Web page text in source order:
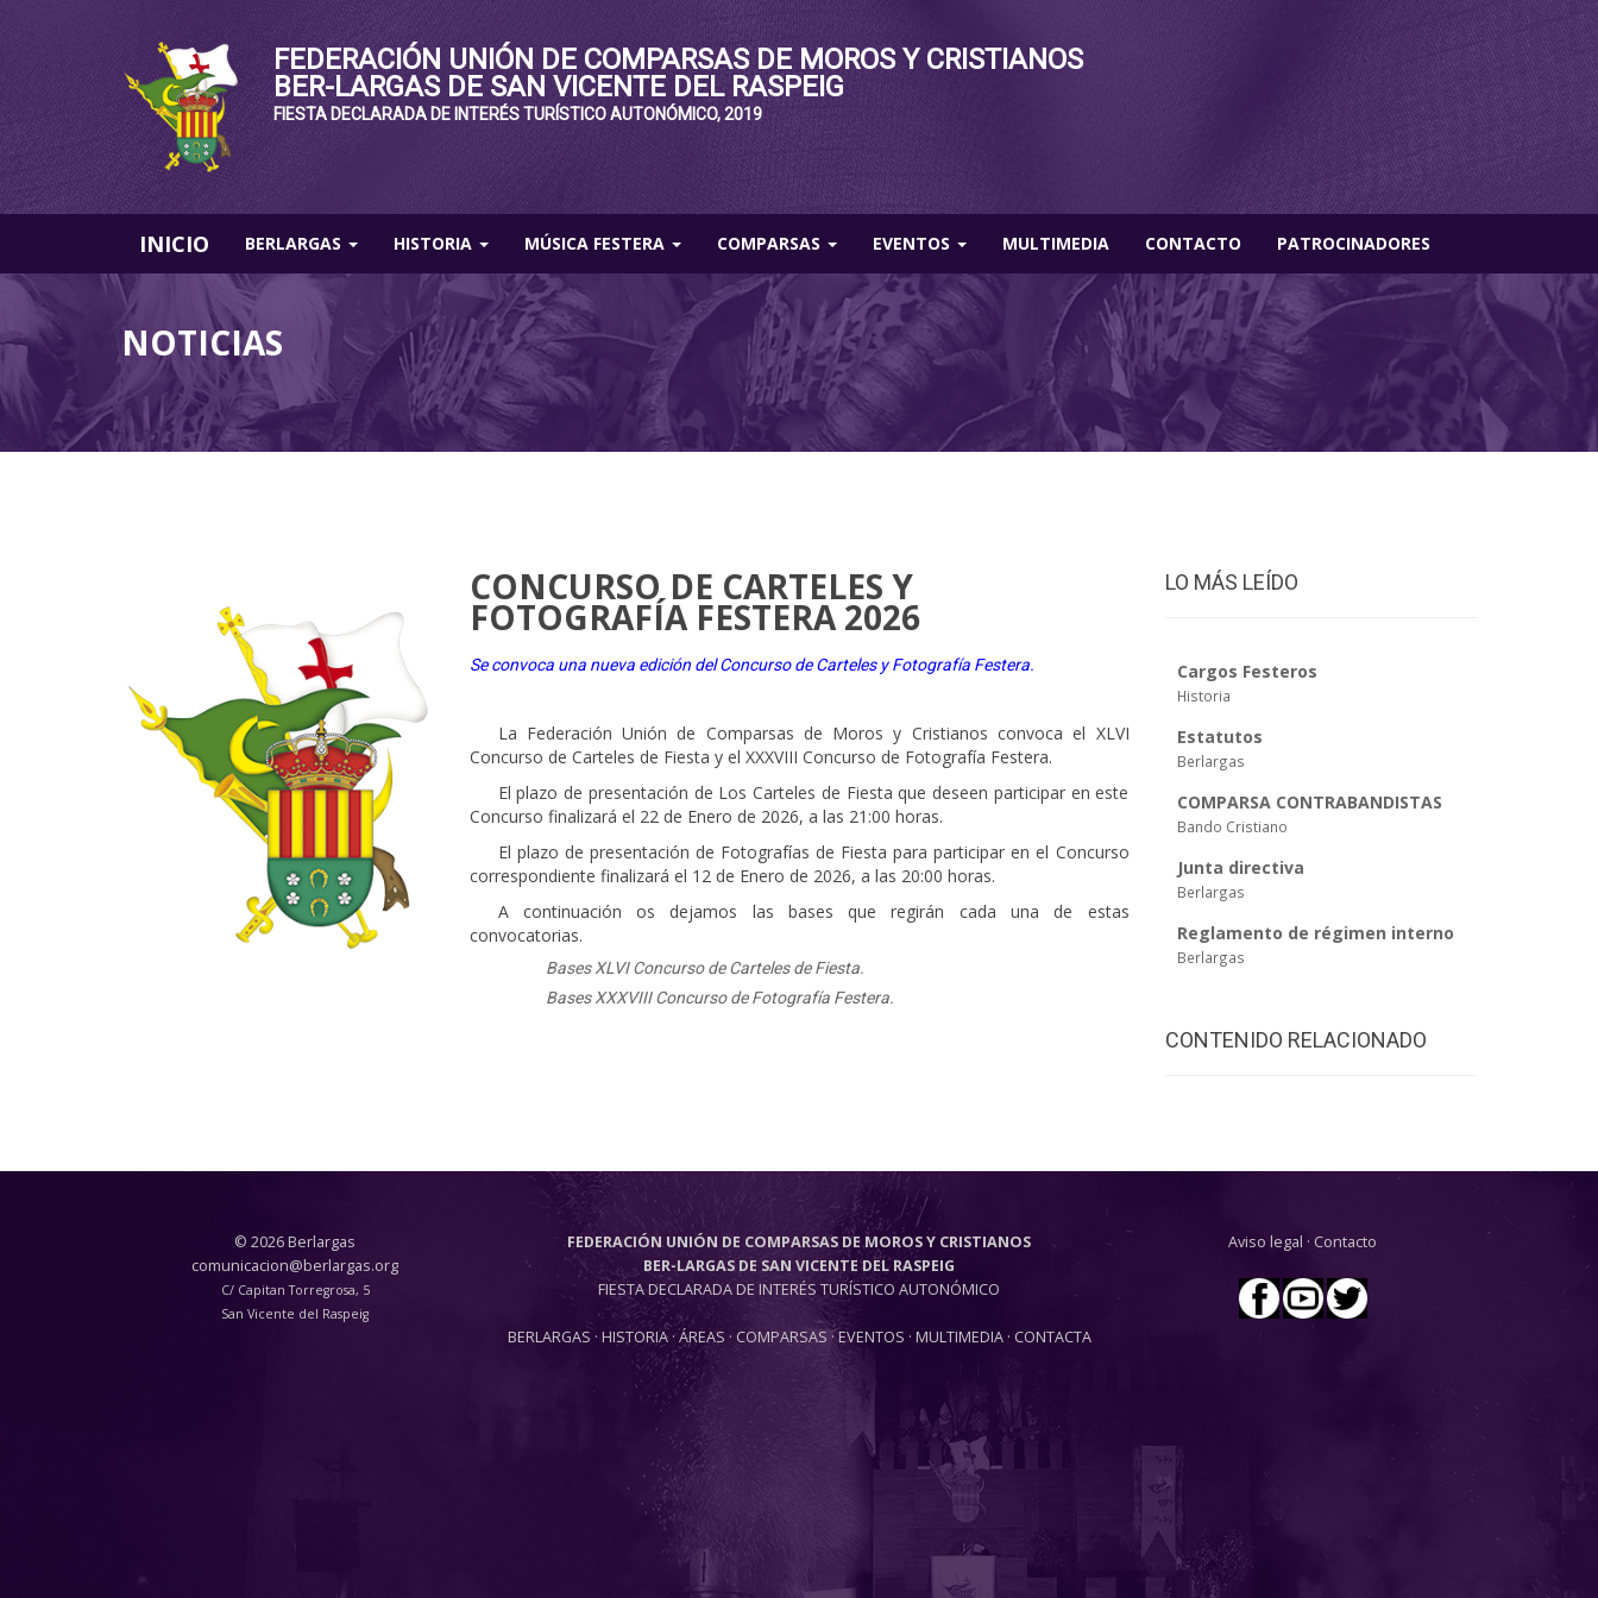
FEDERACIÓN UNIÓN DE COMPARSAS DE MOROS Y CRISTIANOS
BER-LARGAS DE SAN VICENTE DEL RASPEIG
FIESTA DECLARADA DE INTERÉS TURÍSTICO AUTONÓMICO, 2019
INICIO BERLARGAS HISTORIA MÚSICA FESTERA COMPARSAS EVENTOS MULTIMEDIA CONTACTO PATROCINADORES
NOTICIAS
CONCURSO DE CARTELES Y
FOTOGRAFÍA FESTERA 2026
Se convoca una nueva edición del Concurso de Carteles y Fotografía Festera.
La Federación Unión de Comparsas de Moros y Cristianos convoca el XLVI
Concurso de Carteles de Fiesta y el XXXVIII Concurso de Fotografía Festera.
El plazo de presentación de Los Carteles de Fiesta que deseen participar en este
Concurso finalizará el 22 de Enero de 2026, a las 21:00 horas.
El plazo de presentación de Fotografías de Fiesta para participar en el Concurso
correspondiente finalizará el 12 de Enero de 2026, a las 20:00 horas.
A continuación os dejamos las bases que regirán cada una de estas
convocatorias.
Bases XLVI Concurso de Carteles de Fiesta.
Bases XXXVIII Concurso de Fotografía Festera.
LO MÁS LEÍDO
Cargos Festeros
Historia
Estatutos
Berlargas
COMPARSA CONTRABANDISTAS
Bando Cristiano
Junta directiva
Berlargas
Reglamento de régimen interno
Berlargas
CONTENIDO RELACIONADO
© 2026 Berlargas
comunicacion@berlargas.org
C/ Capitan Torregrosa, 5
San Vicente del Raspeig
FEDERACIÓN UNIÓN DE COMPARSAS DE MOROS Y CRISTIANOS
BER-LARGAS DE SAN VICENTE DEL RASPEIG
FIESTA DECLARADA DE INTERÉS TURÍSTICO AUTONÓMICO
BERLARGAS ·HISTORIA· ÁREAS · COMPARSAS ·EVENTOS · MULTIMEDIA· CONTACTA
Aviso legal · Contacto